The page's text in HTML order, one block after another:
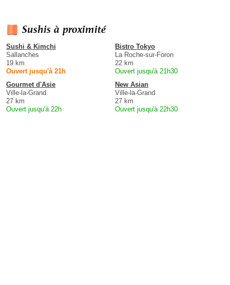
Sushis à proximité
Sushi & Kimchi
Sallanches
19 km
Ouvert jusqu'à 21h
Bistro Tokyo
La Roche-sur-Foron
22 km
Ouvert jusqu'à 21h30
Gourmet d'Asie
Ville-la-Grand
27 km
Ouvert jusqu'à 22h
New Asian
Ville-la-Grand
27 km
Ouvert jusqu'à 22h30